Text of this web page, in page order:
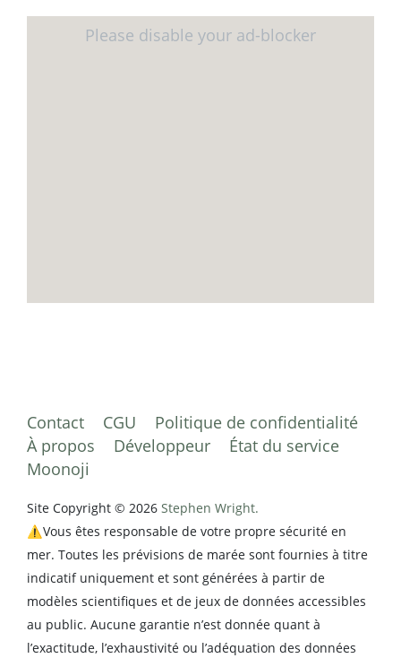
Contact CGU
Politique de confidentialité
À propos
Développeur
État du service
Moonoji
Site Copyright © 2026 Stephen Wright.
⚠️Vous êtes responsable de votre propre sécurité en
mer. Toutes les prévisions de marée sont fournies à titre
indicatif uniquement et sont générées à partir de
modèles scientifiques et de jeux de données accessibles
au public. Aucune garantie n’est donnée quant à
l’exactitude, l’exhaustivité ou l’adéquation des données